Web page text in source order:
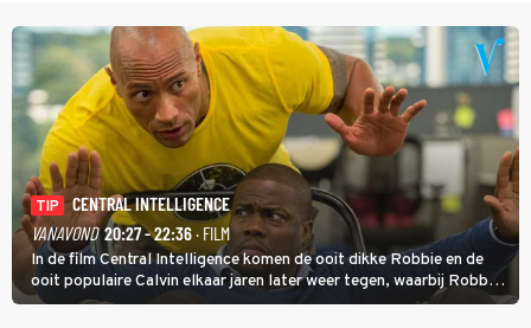
TIP
CENTRAL INTELLIGENCE
VANAVOND 20:27 - 22:36· FILM
In de film Central Intelligence komen de ooit dikke Robbie en de
ooit populaire Calvin elkaar jaren later weer tegen, waarbij Robbie,
inmiddels supergespierd en werkzaam voor de CIA, Calvins hulp
goed kan gebruiken.